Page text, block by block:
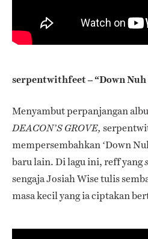
serpentwithfeet – “Down
Menyambut perpanjangan
DEACON’S GROVE,
mempersembahkan ‘Down
baru lain. Di lagu ini, reff yang
sengaja Josiah Wise tulis
masa kecil yang ia ciptakan